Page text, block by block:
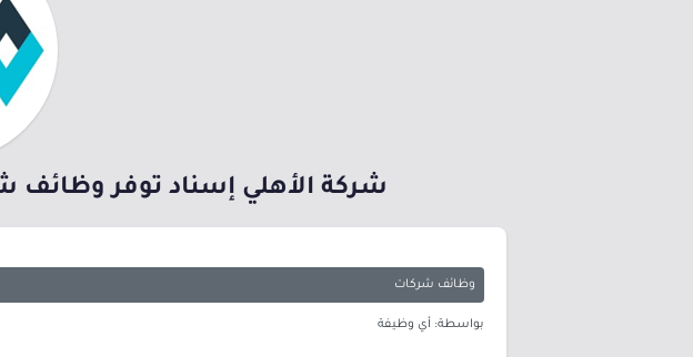
شركة الأهلي إسناد توفر وظائف
وظائف شركات
بواسطة: أي وظيفة